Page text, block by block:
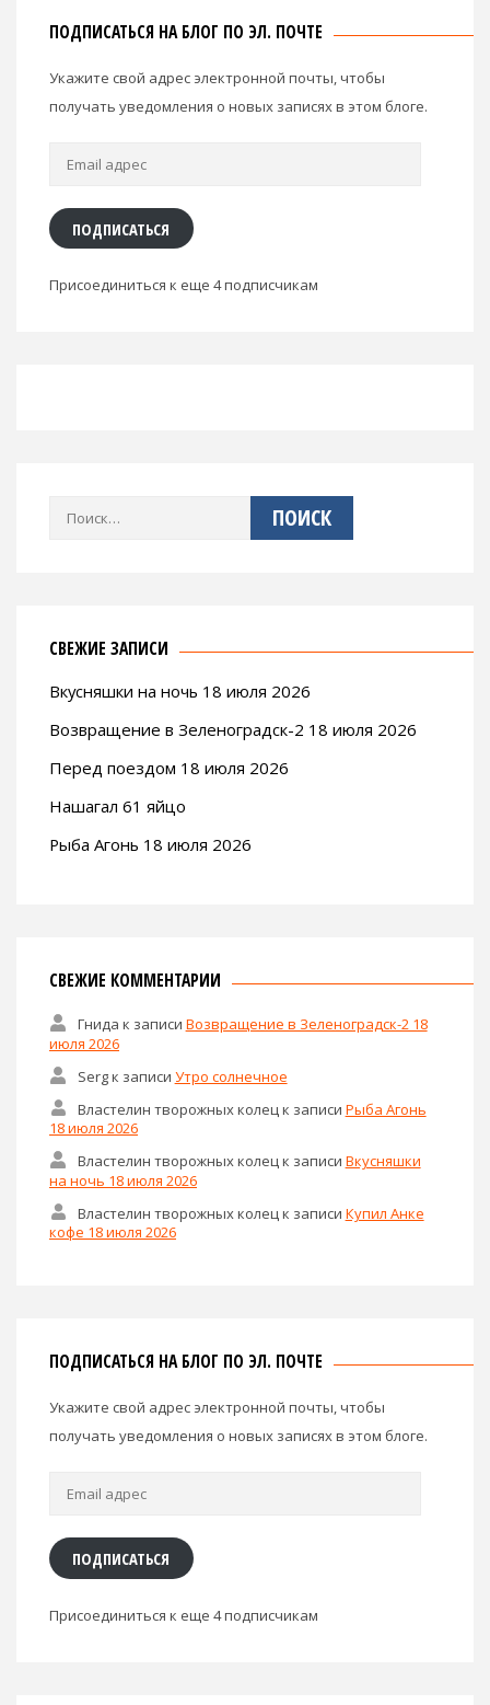
ПОДПИСАТЬСЯ НА БЛОГ ПО ЭЛ. ПОЧТЕ
Укажите свой адрес электронной почты, чтобы
получать уведомления о новых записях в этом блоге.
Email
ПОДПИСАТЬСЯ
Присоединиться к еще 4 подписчикам
Найти:
СВЕЖИЕ ЗАПИСИ
Вкусняшки на ночь 18 июля 2026
Возвращение в Зеленоградск-2 18 июля 2026
Перед поездом 18 июля 2026
Нашагал 61 яйцо
Рыба Агонь 18 июля 2026
СВЕЖИЕ КОММЕНТАРИИ
Гнида к записи Возвращение в Зеленоградск-2 18
июля 2026
Sergк записи Утро солнечное
Властелин творожных колец к записи Рыба Агонь
18 июля 2026
Властелин творожных колецк записи Вкусняшки
на ночь 18 июля 2026
Властелин творожных колец к записи Купил Анке
кофе 18 июля 2026
ПОДПИСАТЬСЯ НА БЛОГ ПО ЭЛ. ПОЧТЕ
Укажите свой адрес электронной почты, чтобы
получать уведомления о новых записях в этом блоге.
Email
ПОДПИСАТЬСЯ
Присоединиться к еще 4 подписчикам